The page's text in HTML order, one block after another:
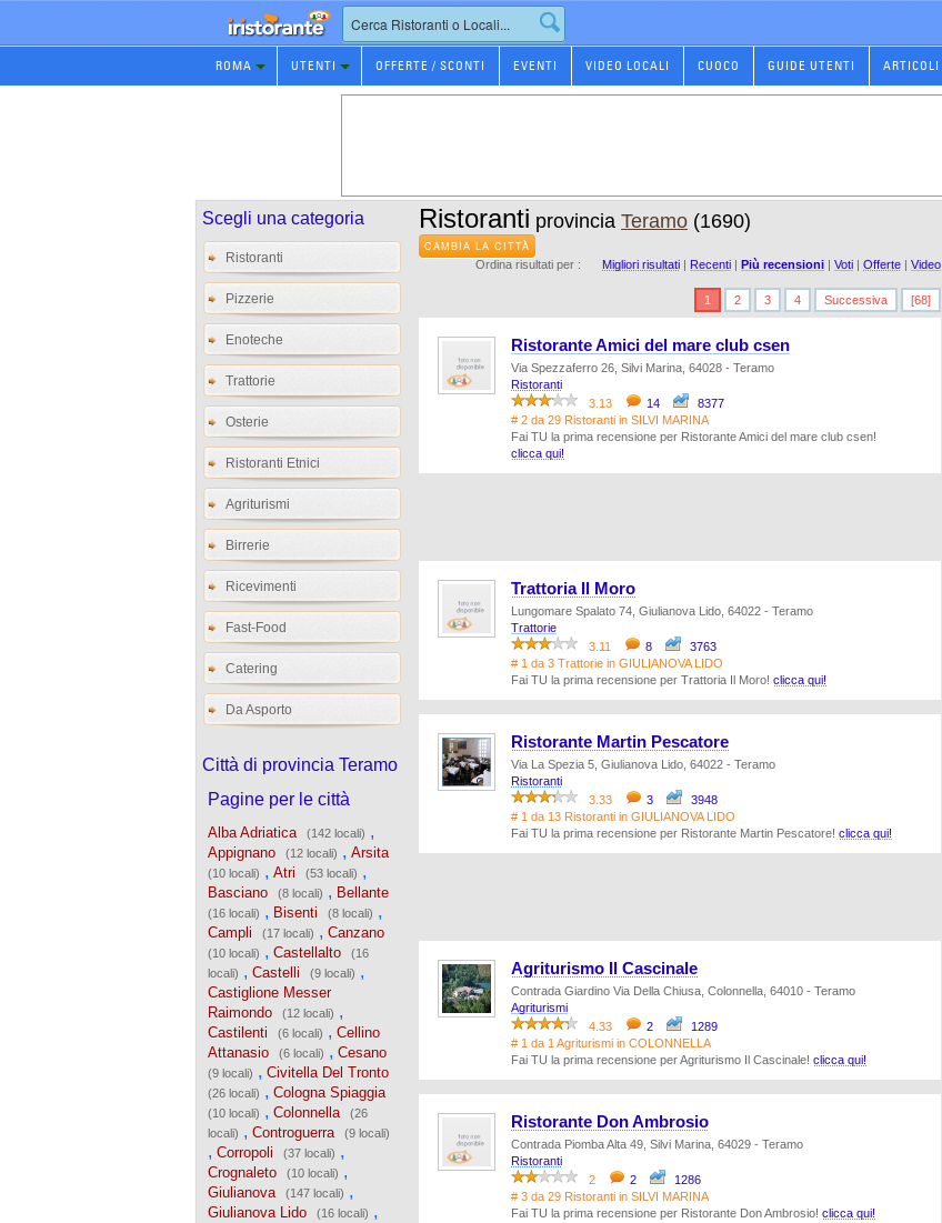
Prenotazione
Ristorante
ROMA UTENTI OFFERTE / SCONTI EVENTI VIDEO LOCALI CUOCO GUIDE UTENTI ARTICOLI
Scegli una categoria
Ristoranti
Pizzerie
Enoteche
Trattorie
Osterie
Ristoranti Etnici
Agriturismi
Birrerie
Ricevimenti
Fast-Food
Catering
Da Asporto
Città di provincia Teramo
Pagine per le città
Alba Adriatica (142 locali) ,
Appignano (12 locali) , Arsita
(10 locali) , Atri (53 locali) ,
Basciano (8 locali) , Bellante
(16 locali) , Bisenti (8 locali) ,
Campli (17 locali) , Canzano
(10 locali) , Castellalto
(16
locali) , Castelli (9 locali) ,
Castiglione Messer
Raimondo
(12 locali) ,
Castilenti (6 locali) , Cellino
Attanasio
(6 locali) , Cesano
(9 locali) , Civitella Del Tronto
(26 locali) , Cologna Spiaggia
(10 locali) , Colonnella
(26
locali) , Controguerra (9 locali)
, Corropoli (37 locali) ,
Crognaleto (10 locali) ,
Giulianova (147 locali) ,
Giulianova Lido (16 locali) ,
Ristoranti provincia Teramo (1690)
CAMBIA LA CITTÀ
Ordina risultati per : Migliori risultati | Recenti | Più recensioni | Voti | Offerte | Video
1 2 3 4 Successiva [68]
Ristorante Amici del mare club csen
Via Spezzaferro 26, Silvi Marina, 64028 - Teramo
Ristoranti
3.13
14
8377
# 2 da 29 Ristoranti in SILVI MARINA
Fai TU la prima recensione per Ristorante Amici del mare club csen!
clicca qui!
Trattoria Il Moro
Lungomare Spalato 74, Giulianova Lido, 64022 - Teramo
Trattorie
3.11
8
3763
# 1 da 3 Trattorie in GIULIANOVA LIDO
Fai TU la prima recensione per Trattoria Il Moro! clicca qui!
Ristorante Martin Pescatore
Via La Spezia 5, Giulianova Lido, 64022 - Teramo
Ristoranti
3.33
3
3948
# 1 da 13 Ristoranti in GIULIANOVA LIDO
Fai TU la prima recensione per Ristorante Martin Pescatore! clicca qui!
Agriturismo Il Cascinale
Contrada Giardino Via Della Chiusa, Colonnella, 64010 - Teramo
Agriturismi
4.33
2
1289
# 1 da 1 Agriturismi in COLONNELLA
Fai TU la prima recensione per Agriturismo Il Cascinale! clicca qui!
Ristorante Don Ambrosio
Contrada Piomba Alta 49, Silvi Marina, 64029 - Teramo
Ristoranti
2
2
1286
# 3 da 29 Ristoranti in SILVI MARINA
Fai TU la prima recensione per Ristorante Don Ambrosio! clicca qui!